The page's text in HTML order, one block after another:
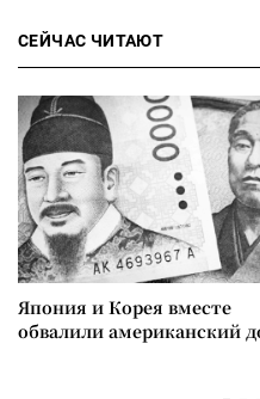
СЕЙЧАС ЧИТАЮТ
Япония и Корея вместе
обвалили американский